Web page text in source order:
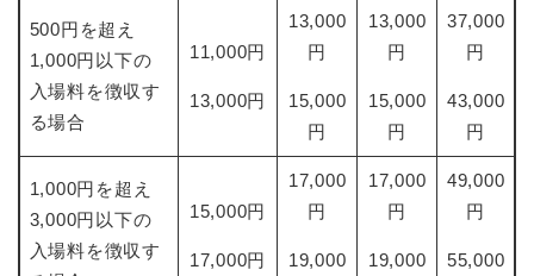
500円を超え
1,000円以下の
入場料を徴収す
る場合
11,000円
13,000円
13,000
円
15,000
円
13,000
円
15,000
円
37,000
円
43,000
円
1,000円を超え
3,000円以下の
入場料を徴収す
15,000円
17,000円
17,000
円
19,000
17,000
円
19,000
49,000
円
55,000